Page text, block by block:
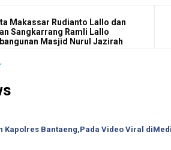
Makassar Rudianto Lallo dan
Sangkarrang Ramli Lallo
Masjid Nurul Jazirah
Kapolres Bantaeng,Pada Video Viral